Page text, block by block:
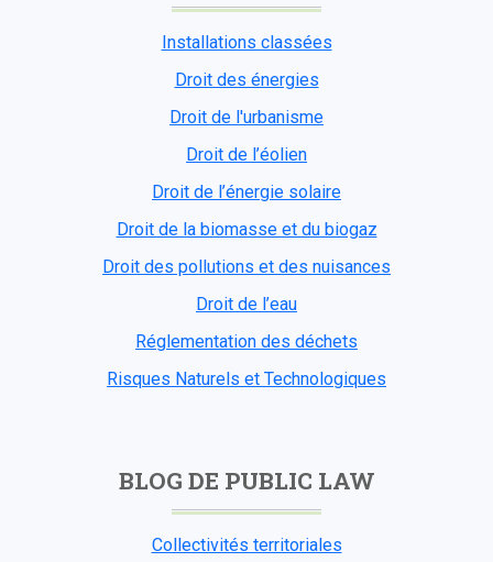
Installations classées
Droit des énergies
Droit de l'urbanisme
Droit de l’éolien
Droit de l’énergie solaire
Droit de la biomasse et du biogaz
Droit des pollutions et des nuisances
Droit de l’eau
Réglementation des déchets
Risques Naturels et Technologiques
BLOG DE PUBLIC LAW
Collectivités territoriales